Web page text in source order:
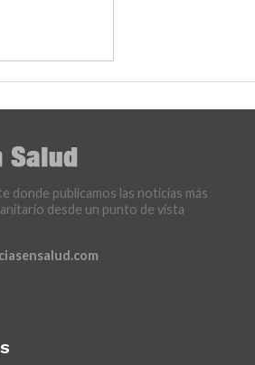
donde publicamos las noticias más
desde un punto de vista